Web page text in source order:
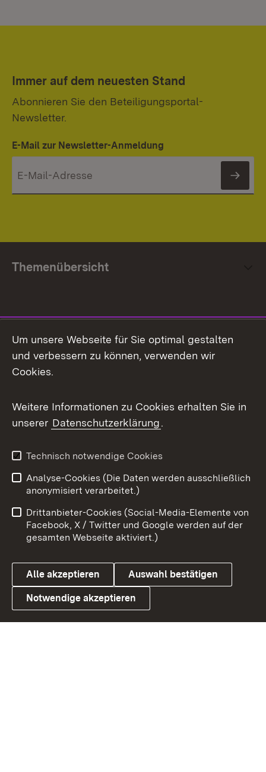
Immer auf dem neuesten Stand
Abonnieren Sie den Beteiligungsportal-
Newsletter.
E-Mail zur Newsletter-Anmeldung
Themenübersicht
Facebook
X / Twitter
Youtube
Link zum Landesportal
Impressum
Kontakt
Barrierefreiheit
Datenschutz
Cookies
Um unsere Webseite für Sie optimal gestalten
und verbessern zu können, verwenden wir
Cookies.
Weitere Informationen zu Cookies erhalten Sie in
unserer Datenschutzerklärung.
Technisch notwendige Cookies
Analyse-Cookies (Die Daten werden ausschließlich
anonymisiert verarbeitet.)
Drittanbieter-Cookies (Social-Media-Elemente von
Facebook, X / Twitter und Google werden auf der
gesamten Webseite aktiviert.)
Alle akzeptieren Auswahl bestätigen
Notwendige akzeptieren